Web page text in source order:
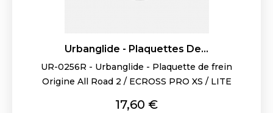
Urbanglide - Plaquettes De...
UR-0256R - Urbanglide - Plaquette de frein
Origine All Road 2 / ECROSS PRO XS / LITE
Prix
17,60 €